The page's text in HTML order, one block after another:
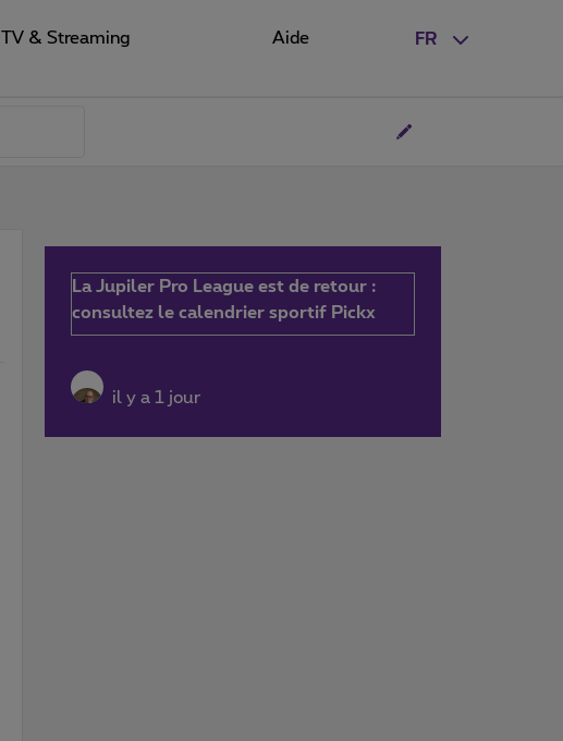
FR
TV & Streaming Aide
La Jupiler Pro League est de retour :
consultez le calendrier sportif Pickx
il y a 1 jour